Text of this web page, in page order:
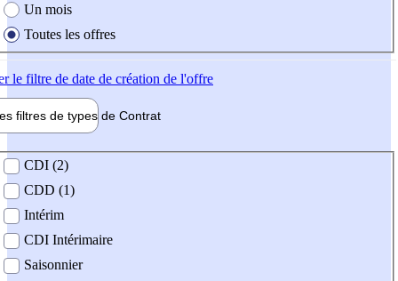
Un mois
Toutes les offres
le filtre de date de création de l'offre
filtres de types de Contrat
contrat
CDI (2)
CDD (1)
Intérim
CDI Intérimaire
Saisonnier